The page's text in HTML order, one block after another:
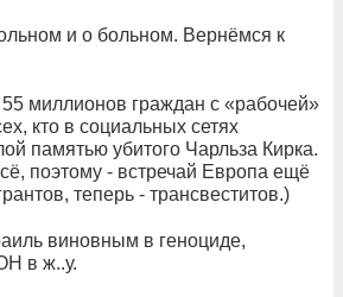
и о больном. Вернёмся к
миллионов граждан с «рабочей»
кто в социальных сетях
памятью убитого Чарльза Кирка.
поэтому - встречай Европа ещё
теперь - трансвеститов.)
виновным в геноциде,
в ж..у.